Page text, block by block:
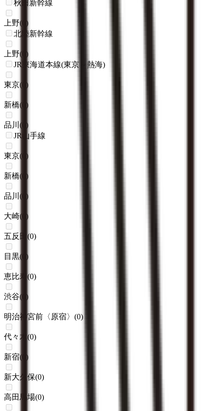
秋田新幹線
上野(
)
北陸新幹線
上野(
)
JR東海道本線(東京～熱海)
東京( )
新橋( )
品川 (
)
JR山手線
東京( )
新橋( )
品川 ( )
大崎( )
五反田 (0)
目黒( )
恵比寿 (0)
渋谷( )
明治神宮前〈原宿〉 (0)
代々木 (0)
新宿( )
新大久保(0)
高田馬場(0)